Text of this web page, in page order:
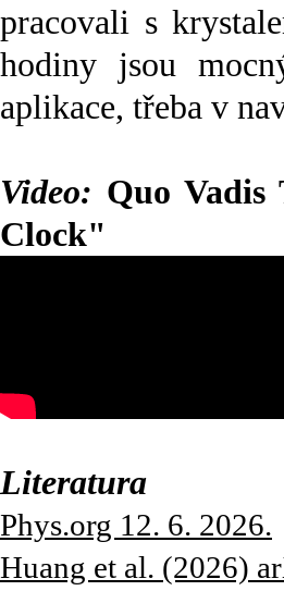
pracovali s
hodiny jsou
aplikace, třeba v
Video: Quo Vadis
Clock"
Literatura
Phys.org 12. 6. 2026.
Huang et al. (2026)